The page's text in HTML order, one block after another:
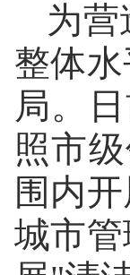
为
整体
局。
照市
围内
城市